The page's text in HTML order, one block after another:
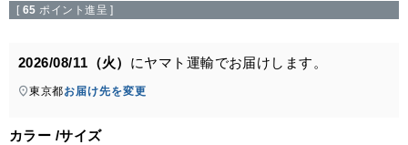
[ 65 ポイント進呈 ]
2026/08/11（火） にヤマト運輸でお届けします。
東京都お届け先を変更
カラー サイズ